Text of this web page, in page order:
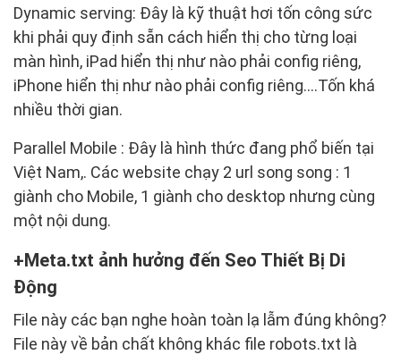
Dynamic serving: Đây là kỹ thuật hơi tốn công sức
khi phải quy định sẵn cách hiển thị cho từng loại
màn hình, iPad hiển thị như nào phải config riêng,
iPhone hiển thị như nào phải config riêng....Tốn khá
nhiều thời gian.
Parallel Mobile : Đây là hình thức đang phổ biến tại
Việt Nam,. Các website chạy 2 url song song : 1
giành cho Mobile, 1 giành cho desktop nhưng cùng
một nội dung.
Meta.txt ảnh hưởng đến Seo Thiết Bị Di
Động
File này các bạn nghe hoàn toàn lạ lẫm đúng không?
File này về bản chất không khác file robots.txt là